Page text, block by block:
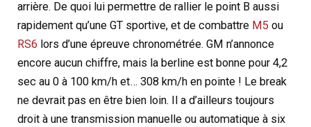
arrière. De quoi lui permettre de rallier le point B aussi
rapidement qu’une GT sportive, et de combattre M5 ou
RS6 lors d’une épreuve chronométrée. GM n’annonce
encore aucun chiffre, mais la berline est bonne pour 4,2
sec au 0 à 100 km/h et… 308 km/h en pointe ! Le break
ne devrait pas en être bien loin. Il a d’ailleurs toujours
droit à une transmission manuelle ou automatique à six